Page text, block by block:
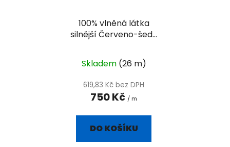
100% vlněná látka
silnější Červeno-šedý
Skladem (26 m)
619,83 Kč bez DPH
750 Kč / m
DO KOŠÍKU